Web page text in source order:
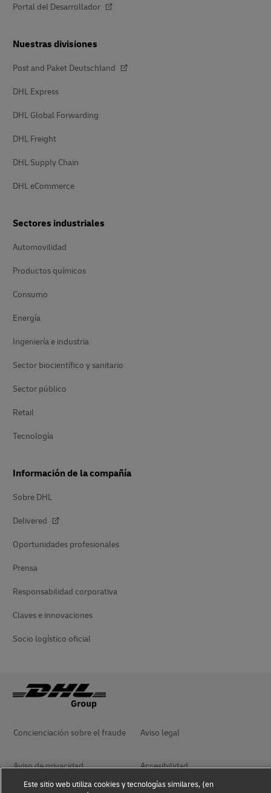
Portal del Desarrollador
Nuestras divisiones
Post and Paket Deutschland
DHL Express
DHL Global Forwarding
DHL Freight
DHL Supply Chain
DHL eCommerce
Sectores industriales
Automovilidad
Productos químicos
Consumo
Energía
Ingeniería e industria
Sector biocientífico y sanitario
Sector público
Retail
Tecnología
Información de la compañía
Sobre DHL
Delivered
Oportunidades profesionales
Prensa
Responsabilidad corporativa
Claves e innovaciones
Socio logístico oficial
Concienciación sobre el fraude Aviso legal
Aviso de privacidad Accesibilidad
Este sitio web utiliza cookies y tecnologías similares, (en